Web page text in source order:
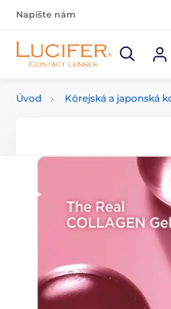
Napíšte nám
Úvod Kórejská a japonská